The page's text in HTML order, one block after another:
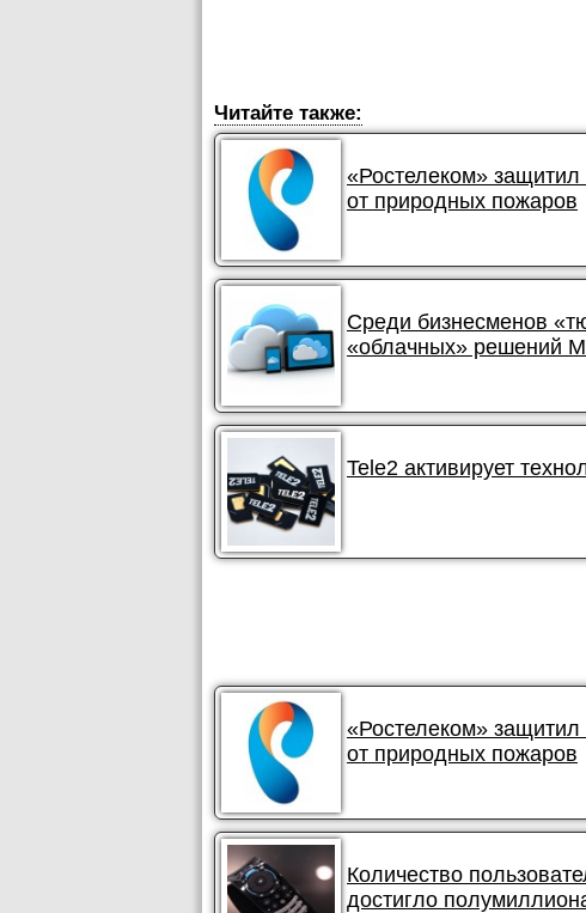
Читайте также:
«Ростелеком»
от природных пожаров
Среди бизнесменов
«облачных» решений
Tele2 активирует
«Ростелеком»
от природных пожаров
Количество
достигло